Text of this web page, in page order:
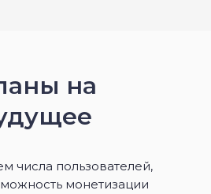
на
числа пользователей,
монетизации